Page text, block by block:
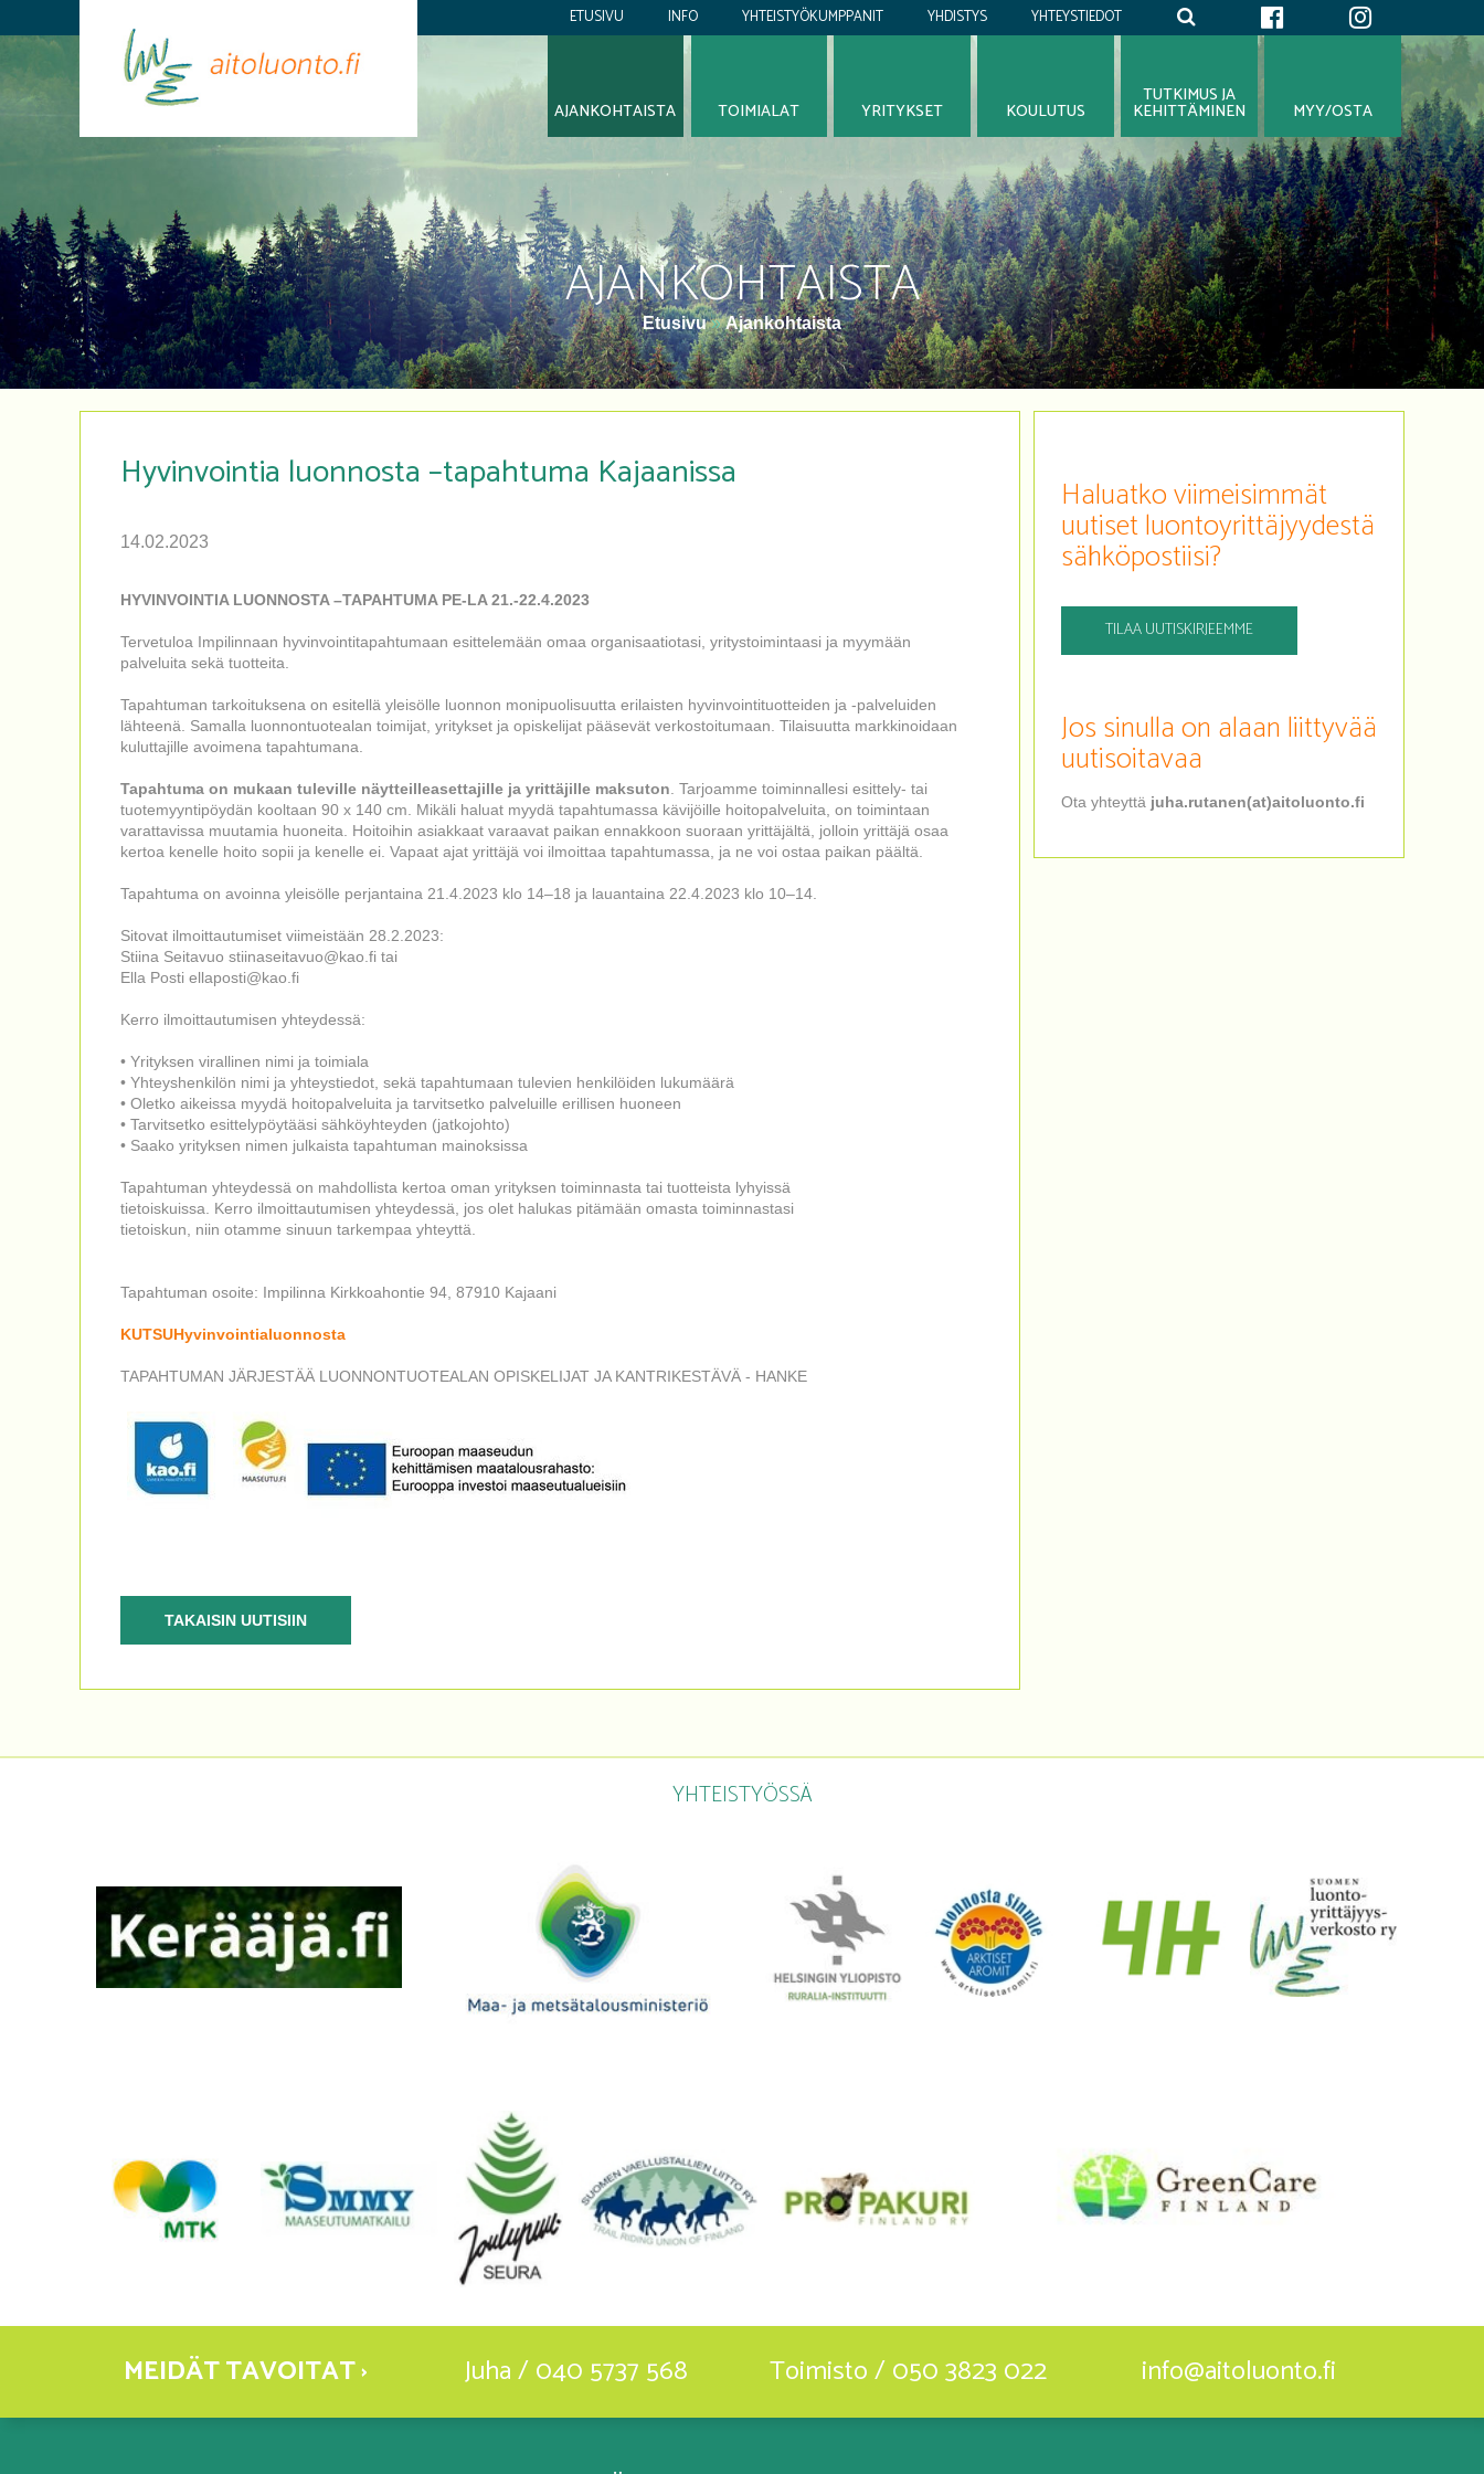
YHTEYSTIEDOT
YHDISTYS
YHTEISTYÖKUMPPANIT
INFO
ETUSIVU
AJANKOHTAISTA
Etusivu»Ajankohtaista
MYY/OSTA
TUTKIMUS JA
KEHITTÄMINEN
KOULUTUS
YRITYKSET
TOIMIALAT
AJANKOHTAISTA
Hyvinvointia luonnosta –tapahtuma Kajaanissa
14.02.2023
HYVINVOINTIA LUONNOSTA –TAPAHTUMA PE-LA 21.-22.4.2023
Tervetuloa Impilinnaan hyvinvointitapahtumaan esittelemään omaa organisaatiotasi, yritystoimintaasi ja myymään
palveluita sekä tuotteita.
Tapahtuman tarkoituksena on esitellä yleisölle luonnon monipuolisuutta erilaisten hyvinvointituotteiden ja -palveluiden
lähteenä. Samalla luonnontuotealan toimijat, yritykset ja opiskelijat pääsevät verkostoitumaan. Tilaisuutta markkinoidaan
kuluttajille avoimena tapahtumana.
Tapahtuma on mukaan tuleville näytteilleasettajille ja yrittäjille maksuton . Tarjoamme toiminnallesi esittely- tai
tuotemyyntipöydän kooltaan 90 x 140 cm. Mikäli haluat myydä tapahtumassa kävijöille hoitopalveluita, on toimintaan
varattavissa muutamia huoneita. Hoitoihin asiakkaat varaavat paikan ennakkoon suoraan yrittäjältä, jolloin yrittäjä osaa
kertoa kenelle hoito sopii ja kenelle ei. Vapaat ajat yrittäjä voi ilmoittaa tapahtumassa, ja ne voi ostaa paikan päältä.
Tapahtuma on avoinna yleisölle perjantaina 21.4.2023 klo 14–18 ja lauantaina 22.4.2023 klo 10–14.
Sitovat ilmoittautumiset viimeistään 28.2.2023:
Stiina Seitavuo stiinaseitavuo@kao.fi tai
Ella Posti ellaposti@kao.fi
Kerro ilmoittautumisen yhteydessä:
• Yrityksen virallinen nimi ja toimiala
• Yhteyshenkilön nimi ja yhteystiedot, sekä tapahtumaan tulevien henkilöiden lukumäärä
• Oletko aikeissa myydä hoitopalveluita ja tarvitsetko palveluille erillisen huoneen
• Tarvitsetko esittelypöytääsi sähköyhteyden (jatkojohto)
• Saako yrityksen nimen julkaista tapahtuman mainoksissa
Tapahtuman yhteydessä on mahdollista kertoa oman yrityksen toiminnasta tai tuotteista lyhyissä
tietoiskuissa. Kerro ilmoittautumisen yhteydessä, jos olet halukas pitämään omasta toiminnastasi
tietoiskun, niin otamme sinuun tarkempaa yhteyttä.
Tapahtuman osoite: Impilinna Kirkkoahontie 94, 87910 Kajaani
KUTSUHyvinvointialuonnosta
TAPAHTUMAN JÄRJESTÄÄ LUONNONTUOTEALAN OPISKELIJAT JA KANTRIKESTÄVÄ - HANKE
TAKAISIN UUTISIIN
Haluatko viimeisimmät
uutiset luontoyrittäjyydestä
sähköpostiisi?
TILAA UUTISKIRJEEMME
Jos sinulla on alaan liittyvää
uutisoitavaa
Ota yhteyttä juha.rutanen(at)aitoluonto.fi
YHTEISTYÖSSÄ
MEIDÄT TAVOITAT › Juha / 040 5737 568 Toimisto / 050 3823 022 info@aitoluonto.fi